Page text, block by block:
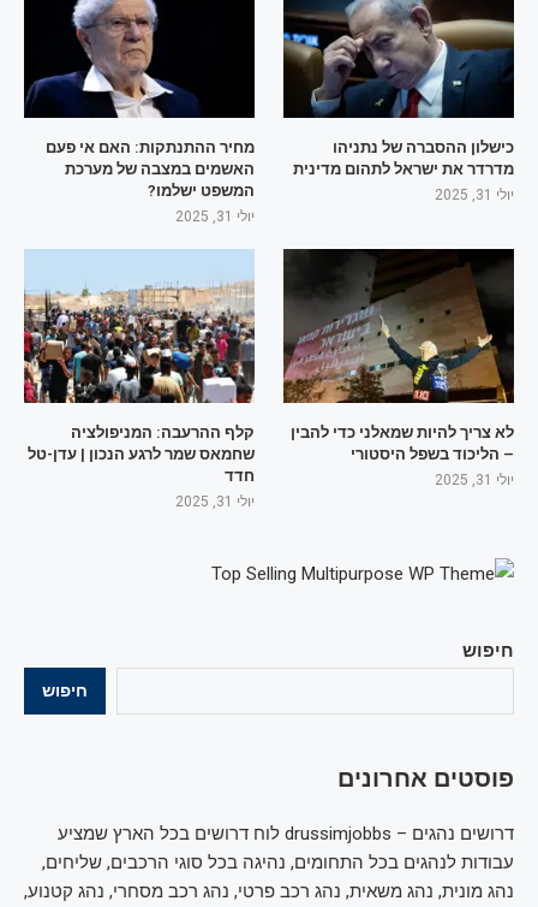
חיפוש
חיפוש
פוסטים אחרונים
דרושים נהגים – drussimjobbs לוח דרושים בכל הארץ שמציע
עבודות לנהגים בכל התחומים, נהיגה בכל סוגי הרכבים, שליחים,
נהג מונית, נהג משאית, נהג רכב פרטי, נהג רכב מסחרי, נהג קטנוע,
כישלון ההסברה של נתניהו
מדרדר את ישראל לתהום מדינית
יולי 31, 2025
מחיר ההתנתקות: האם אי פעם
האשמים במצבה של מערכת
המשפט ישלמו?
יולי 31, 2025
לא צריך להיות שמאלני כדי להבין
– הליכוד בשפל היסטורי
יולי 31, 2025
קלף ההרעבה: המניפולציה
שחמאס שמר לרגע הנכון | עדן-טל
חדד
יולי 31, 2025